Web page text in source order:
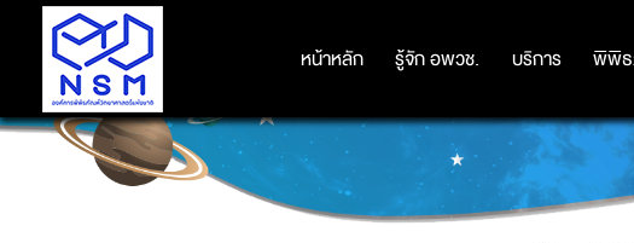
หน้าหลัก รู้จัก อพวช. บริการ พิพิ
หน้าหลัก รู้จัก อพวช. บริการ พิพิ